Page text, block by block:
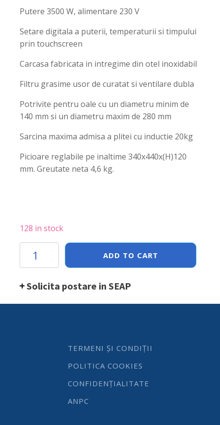
Putere 3500 W, alimentare 230 V
Setare digitala a puterii, temperaturii si timpului
prin touchscreen
Carcasa fabricata in intregime din otel inoxidabil
Filtru grasime usor de curatat si ventilare dubla
Potrivite pentru oale cu un diametru minim de
140 mm si un diametru maxim de 280 mm
Sarcina maxima admisa a plitei cu inductie 20kg
Picioare reglabile pe inaltime 340x440x(H)120
mm. Greutate neta 4,6 kg.
128 in stock
inductie
3500D
340x440x(H)120
ADD TO CART
Solicita postare in SEAP
TERMENI ȘI CONDIȚII
POLITICA COOKIES
CONFIDENȚIALITATE
ANPC